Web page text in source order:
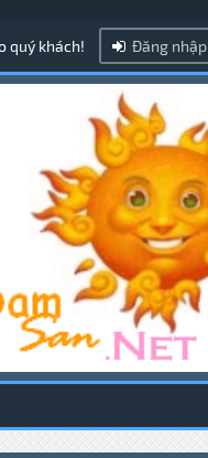
quý khách! Đăng nhập